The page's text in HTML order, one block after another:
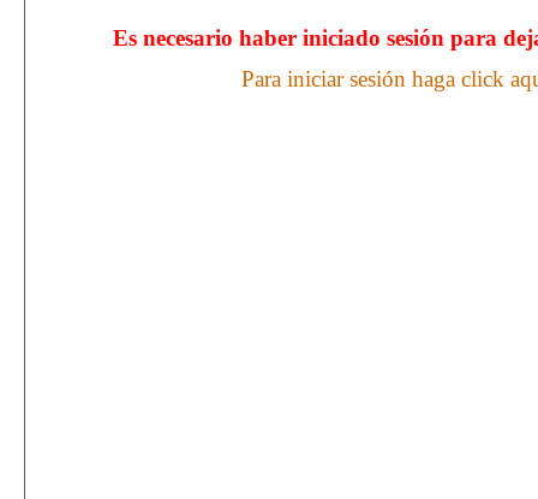
Es necesario haber iniciado sesión para
Para iniciar sesión haga click